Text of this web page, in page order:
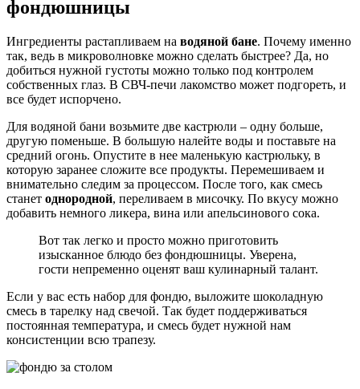
фондюшницы
Ингредиенты растапливаем на водяной бане. Почему именно
так, ведь в микроволновке можно сделать быстрее? Да, но
добиться нужной густоты можно только под контролем
собственных глаз. В СВЧ-печи лакомство может подгореть, и
все будет испорчено.
Для водяной бани возьмите две кастрюли – одну больше,
другую поменьше. В большую налейте воды и поставьте на
средний огонь. Опустите в нее маленькую кастрюльку, в
которую заранее сложите все продукты. Перемешиваем и
внимательно следим за процессом. После того, как смесь
станет однородной, переливаем в мисочку. По вкусу можно
добавить немного ликера, вина или апельсинового сока.
Вот так легко и просто можно приготовить
изысканное блюдо без фондюшницы. Уверена,
гости непременно оценят ваш кулинарный талант.
Если у вас есть набор для фондю, выложите шоколадную
смесь в тарелку над свечой. Так будет поддерживаться
постоянная температура, и смесь будет нужной нам
консистенции всю трапезу.